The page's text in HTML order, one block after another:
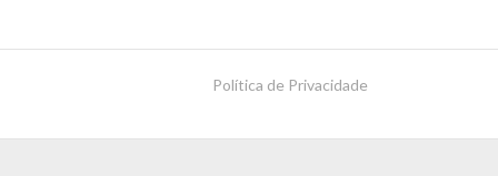
Política de Privacidade